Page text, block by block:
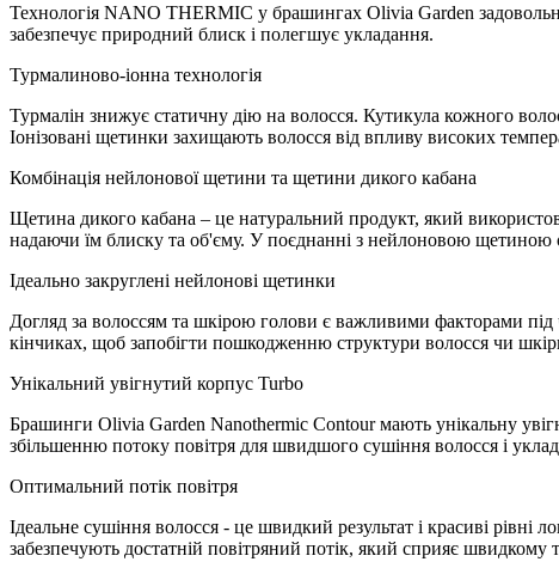
Технологія NANO THERMIC у брашингах Olivia Garden
забезпечує природний блиск і полегшує укладання.
Турмалиново-іонна технологія
Турмалін знижує статичну дію на волосся. Кутикула кожного
Іонізовані щетинки захищають волосся від впливу високих
Комбінація нейлонової щетини та щетини дикого кабана
Щетина дикого кабана – це натуральний продукт, який
надаючи їм блиску та об'єму. У поєднанні з нейлоновою щетиною
Ідеально закруглені нейлонові щетинки
Догляд за волоссям та шкірою голови є важливими факторами під
кінчиках, щоб запобігти пошкодженню структури волосся чи
Унікальний увігнутий корпус Turbo
Брашинги Olivia Garden Nanothermic Contour мають унікальну
збільшенню потоку повітря для швидшого сушіння волосся і
Оптимальний потік повітря
Ідеальне сушіння волосся - це швидкий результат і красиві
забезпечують достатній повітряний потік, який сприяє швидкому